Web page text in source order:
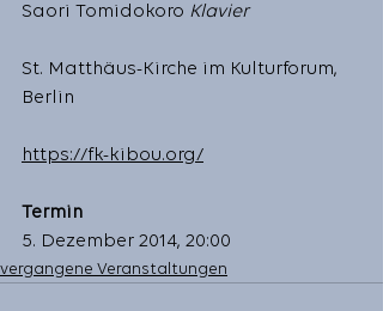
Saori Tomidokoro Klavier
St. Matthäus-Kirche im Kulturforum,
Berlin
https://fk-kibou.org/
Termin
5. Dezember 2014, 20:00
vergangene Veranstaltungen